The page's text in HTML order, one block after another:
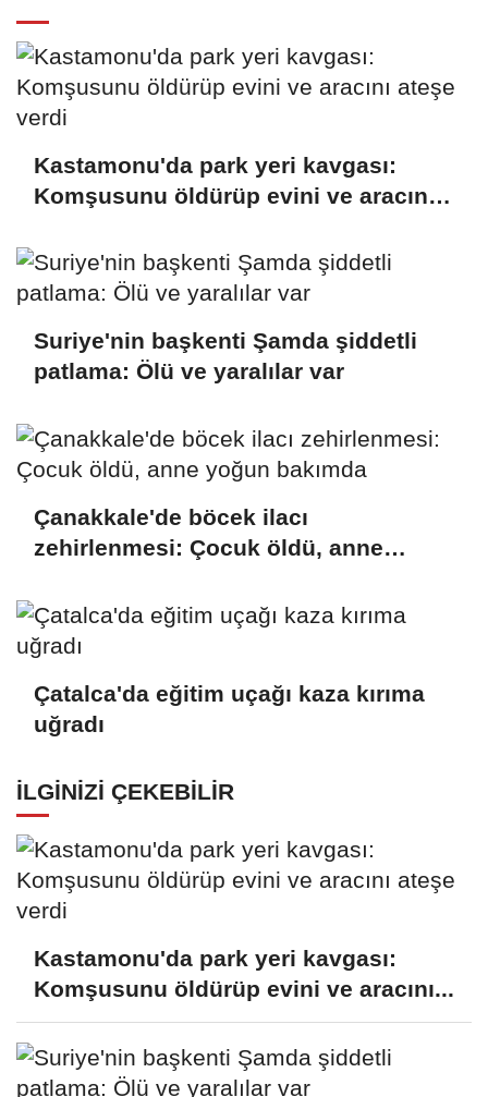
Kastamonu'da park yeri kavgası:
Komşusunu öldürüp evini ve aracını
Suriye'nin başkenti Şamda şiddetli
patlama: Ölü ve yaralılar var
Çanakkale'de böcek ilacı
zehirlenmesi: Çocuk öldü, anne
Çatalca'da eğitim uçağı kaza kırıma
uğradı
İLGINIZI ÇEKEBILIR
Kastamonu'da park yeri kavgası:
Komşusunu öldürüp evini ve aracını...